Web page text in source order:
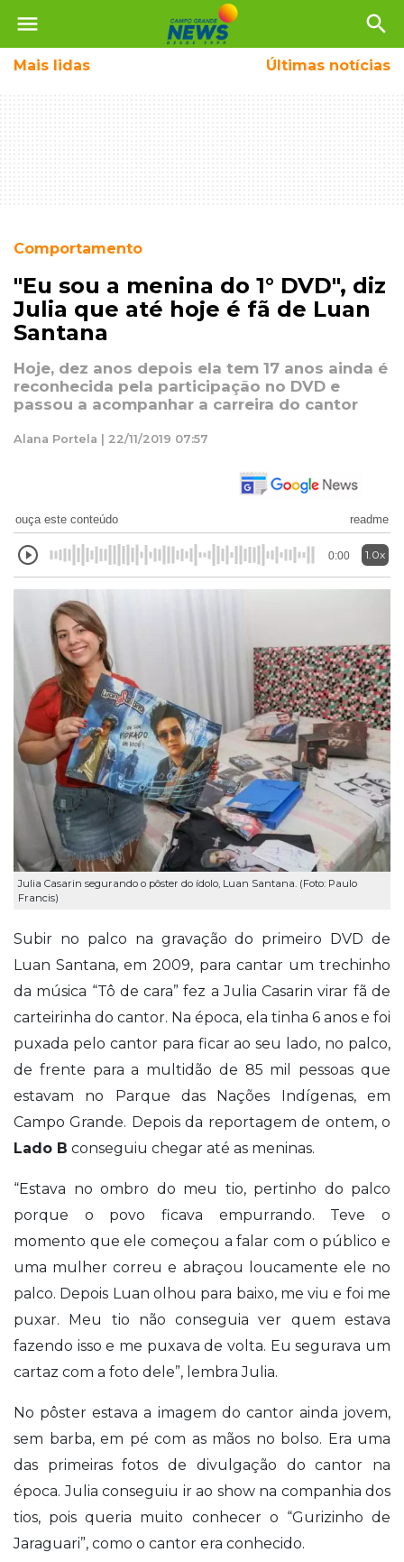
menu search
Mais lidas Últimas notícias
Comportamento
"Eu sou a menina do 1° DVD", diz
Julia que até hoje é fã de Luan
Santana
Hoje, dez anos depois ela tem 17 anos ainda é
reconhecida pela participação no DVD e
passou a acompanhar a carreira do cantor
Alana Portela | 22/11/2019 07:57
ouça este conteúdo readme
0:00 1.0x
Julia Casarin segurando o pôster do ídolo, Luan Santana. (Foto: Paulo
Francis)
Subir no palco na gravação do primeiro DVD de
Luan Santana, em 2009, para cantar um trechinho
da música “Tô de cara” fez a Julia Casarin virar fã de
carteirinha do cantor. Na época, ela tinha 6 anos e foi
puxada pelo cantor para ficar ao seu lado, no palco,
de frente para a multidão de 85 mil pessoas que
estavam no Parque das Nações Indígenas, em
Campo Grande. Depois da reportagem de ontem, o
Lado B conseguiu chegar até as meninas.
“Estava no ombro do meu tio, pertinho do palco
porque o povo ficava empurrando. Teve o
momento que ele começou a falar com o público e
uma mulher correu e abraçou loucamente ele no
palco. Depois Luan olhou para baixo, me viu e foi me
puxar. Meu tio não conseguia ver quem estava
fazendo isso e me puxava de volta. Eu segurava um
cartaz com a foto dele”, lembra Julia.
No pôster estava a imagem do cantor ainda jovem,
sem barba, em pé com as mãos no bolso. Era uma
das primeiras fotos de divulgação do cantor na
época. Julia conseguiu ir ao show na companhia dos
tios, pois queria muito conhecer o “Gurizinho de
Jaraguari”, como o cantor era conhecido.